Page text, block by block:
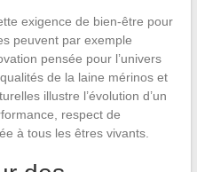
exigence de bien-être pour
peuvent par exemple
pensée pour l’univers
de la laine mérinos et
illustre l’évolution d’un
respect de
à tous les êtres vivants.